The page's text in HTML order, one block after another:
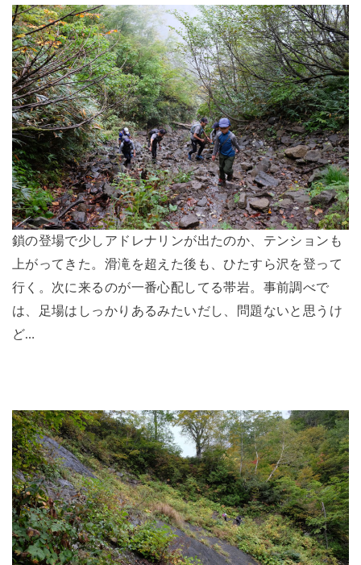
鎖の登場で少しアドレナリンが出たのか、テンションも
上がってきた。滑滝を超えた後も、ひたすら沢を登って
行く。次に来るのが一番心配してる帯岩。事前調べで
は、足場はしっかりあるみたいだし、問題ないと思うけ
ど…